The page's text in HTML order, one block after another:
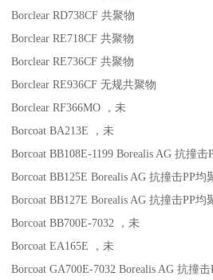
Borclear RD738CF 共聚物
Borclear RE718CF 共聚物
Borclear RE736CF 共聚物
Borclear RE936CF 无规共聚物
Borclear RF366MO
，未
Borcoat BA213E
，未
Borcoat BB108E-1199 Borealis AG 抗撞击
Borcoat BB125E Borealis AG 抗撞击PP均
Borcoat BB127E Borealis AG 抗撞击PP均
Borcoat BB700E-7032
，未
Borcoat EA165E
，未
Borcoat GA700E-7032 Borealis AG 抗撞击